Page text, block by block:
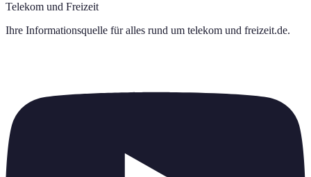
Telekom und Freizeit
Ihre Informationsquelle für alles rund um telekom und freizeit.de.